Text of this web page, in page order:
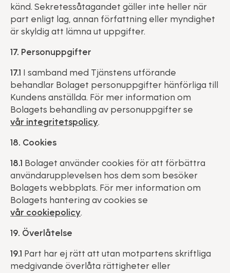
känd. Sekretessåtagandet gäller inte heller när
part enligt lag, annan författning eller myndighet
är skyldig att lämna ut uppgifter.
17. Personuppgifter
17.1 I samband med Tjänstens utförande
behandlar Bolaget personuppgifter hänförliga till
Kundens anställda. För mer information om
Bolagets behandling av personuppgifter se
vår integritetspolicy.
18. Cookies
18.1 Bolaget använder cookies för att förbättra
användarupplevelsen hos dem som besöker
Bolagets webbplats. För mer information om
Bolagets hantering av cookies se
vår cookiepolicy.
19. Överlåtelse
19.1 Part har ej rätt att utan motpartens skriftliga
medgivande överlåta rättigheter eller